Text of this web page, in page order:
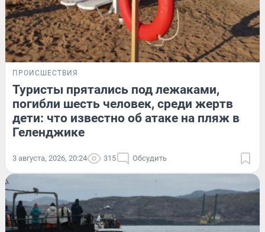
ПРОИСШЕСТВИЯ
Туристы прятались под лежаками,
погибли шесть человек, среди жертв
дети: что известно об атаке на пляж в
Геленджике
3 августа, 2026, 20:24 315 Обсудить